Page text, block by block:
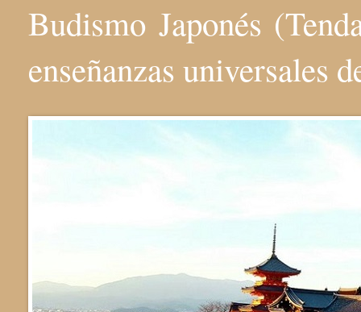
Budismo Japonés
enseñanzas universales